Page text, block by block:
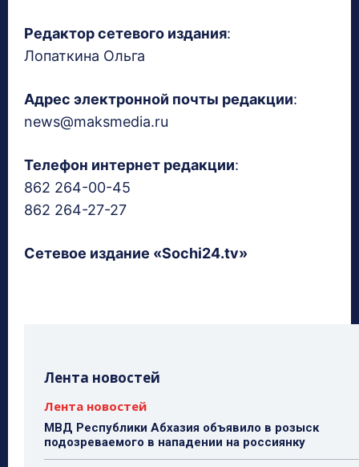
Редактор сетевого издания:
Лопаткина Ольга
Адрес электронной почты редакции:
news@maksmedia.ru
Телефон интернет редакции:
862 264-00-45
862 264-27-27
Сетевое издание «Sochi24.tv»
Лента новостей
Лента новостей
МВД Республики Абхазия объявило в розыск
подозреваемого в нападении на россиянку